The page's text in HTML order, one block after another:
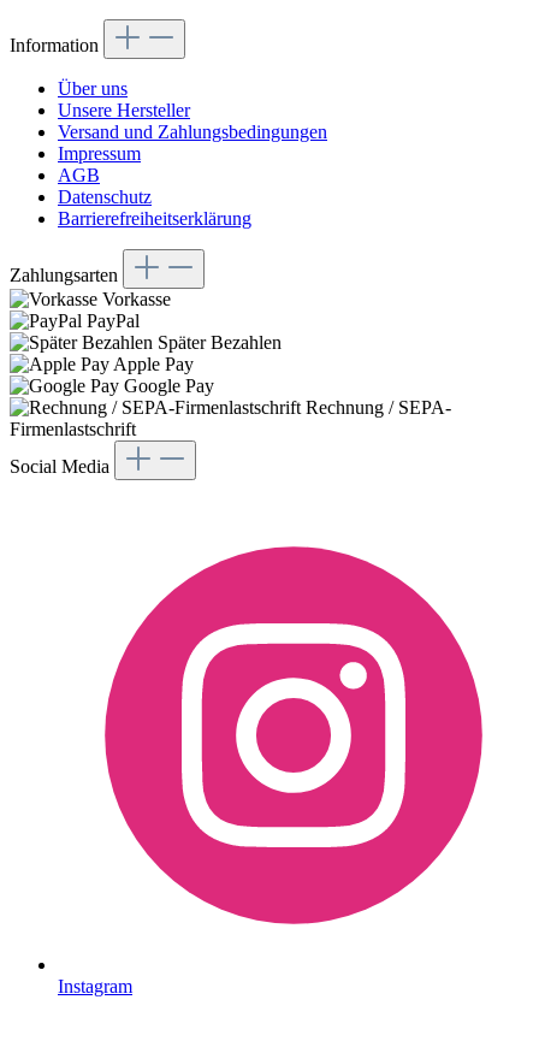
Information
Über uns
Unsere Hersteller
Versand und Zahlungsbedingungen
Impressum
AGB
Datenschutz
Barrierefreiheitserklärung
Zahlungsarten
Vorkasse
PayPal
Später Bezahlen
Apple Pay
Google Pay
Rechnung / SEPA-
Firmenlastschrift
Social Media
Instagram